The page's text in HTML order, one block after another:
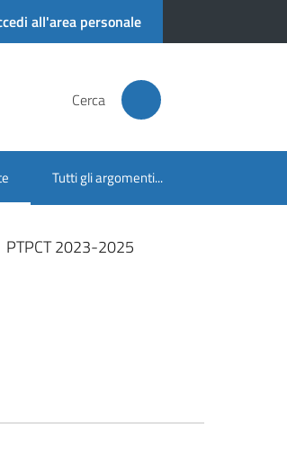
all'area personale
Cerca
Tutti gli argomenti...
PTPCT 2023-2025